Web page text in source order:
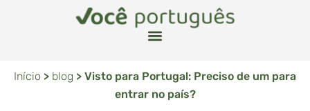
Início > blog > Visto para Portugal: Preciso de um para
entrar no país?